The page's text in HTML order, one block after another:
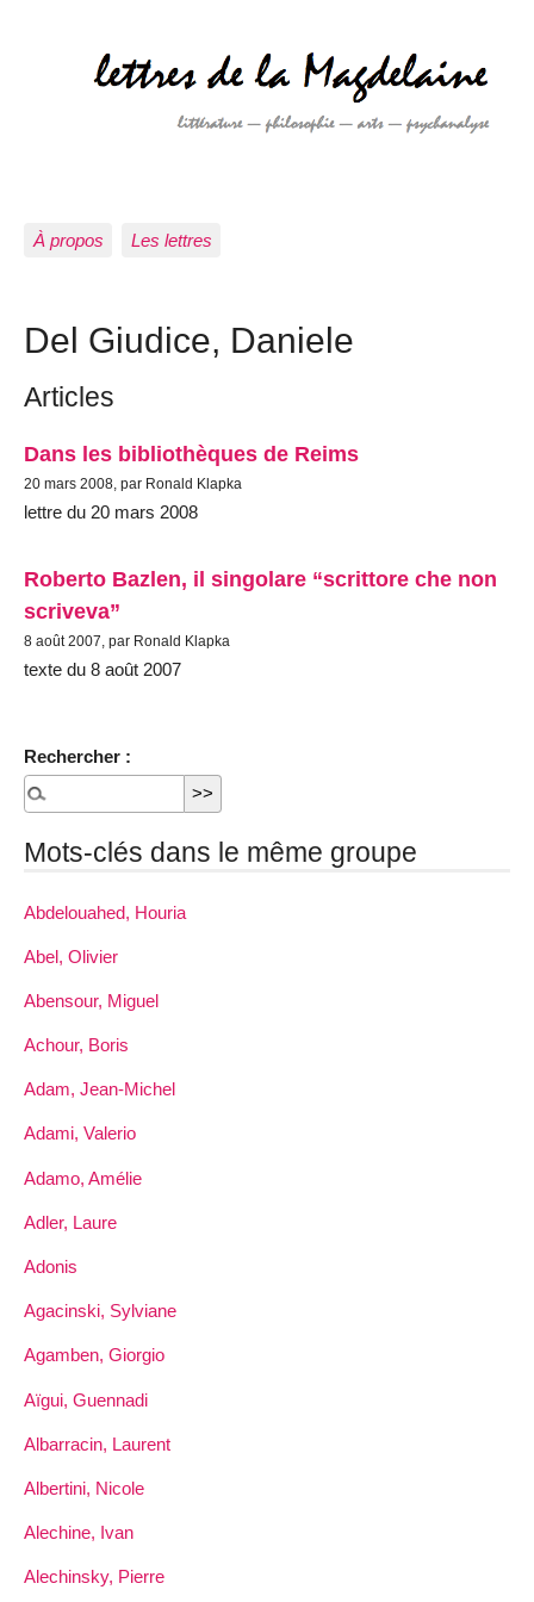
À propos Les lettres
Del Giudice, Daniele
Articles
Dans les bibliothèques de Reims
20 mars 2008, par Ronald Klapka
lettre du 20 mars 2008
Roberto Bazlen, il singolare “scrittore che non
scriveva”
8 août 2007, par Ronald Klapka
texte du 8 août 2007
Rechercher :
Mots-clés dans le même groupe
Abdelouahed, Houria
Abel, Olivier
Abensour, Miguel
Achour, Boris
Adam, Jean-Michel
Adami, Valerio
Adamo, Amélie
Adler, Laure
Adonis
Agacinski, Sylviane
Agamben, Giorgio
Aïgui, Guennadi
Albarracin, Laurent
Albertini, Nicole
Alechine, Ivan
Alechinsky, Pierre